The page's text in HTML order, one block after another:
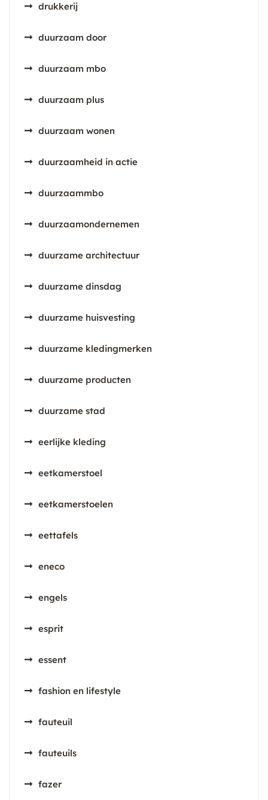
drukkerij
duurzaam door
duurzaam mbo
duurzaam plus
duurzaam wonen
duurzaamheid in actie
duurzaammbo
duurzaamondernemen
duurzame architectuur
duurzame dinsdag
duurzame huisvesting
duurzame kledingmerken
duurzame producten
duurzame stad
eerlijke kleding
eetkamerstoel
eetkamerstoelen
eettafels
eneco
engels
esprit
essent
fashion en lifestyle
fauteuil
fauteuils
fazer